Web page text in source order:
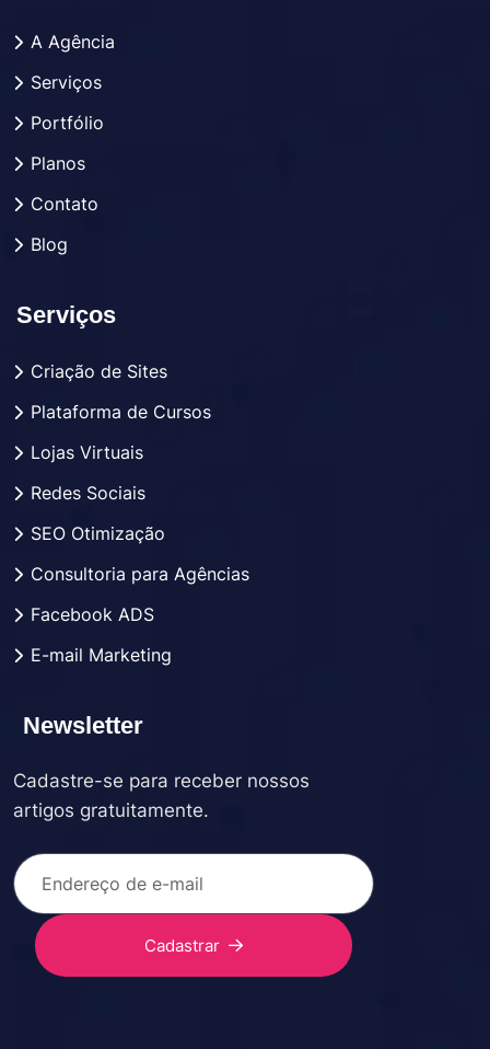
A Agência
Serviços
Portfólio
Planos
Contato
Blog
Serviços
Criação de Sites
Plataforma de Cursos
Lojas Virtuais
Redes Sociais
SEO Otimização
Consultoria para Agências
Facebook ADS
E-mail Marketing
Newsletter
Cadastre-se para receber nossos
artigos gratuitamente.
Cadastrar